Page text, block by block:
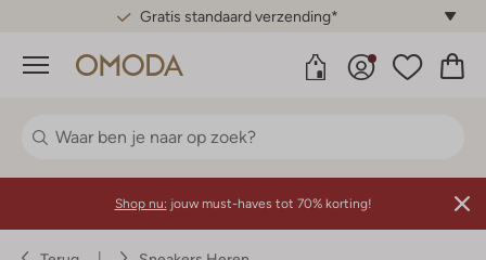
Gratis standaard verzending*
Menu
Shop nu: jouw must-haves tot 70% korting!